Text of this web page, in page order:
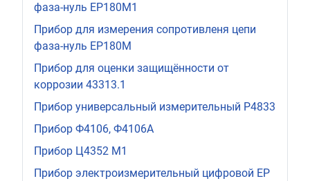
фаза-нуль ЕР180М1
Прибор для измерения сопротивленя цепи
фаза-нуль ЕР180М
Прибор для оценки защищённости от
коррозии 43313.1
Прибор универсальный измерительный Р4833
Прибор Ф4106, Ф4106А
Прибор Ц4352 М1
Прибор электроизмерительный цифровой ЕР